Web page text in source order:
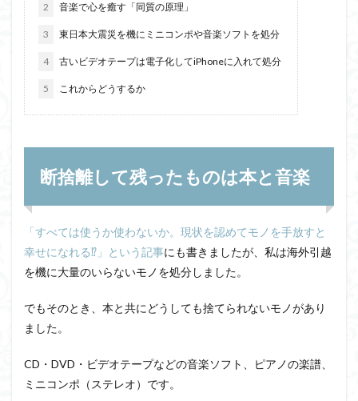
2 音楽で心を癒す「同質の原理」
3 東日本大震災を機にミニコンポや音楽ソフトを処分
4 古いビデオテープは電子化してiPhoneに入れて処分
5 これからどうするか
断捨離して残ったものは本と音楽
「すべては使うか使わないか。現状を認めてモノを手放すと
幸せになれる⁉」という記事にも書きましたが、私は海外引越
を機に大量のいらないモノを処分しました。
でもそのとき、本と共にどうしても捨てられないモノがあり
ました。
CD・DVD・ビデオテープなどの音楽ソフト、ピアノの楽譜、
ミニコンポ（ステレオ）です。